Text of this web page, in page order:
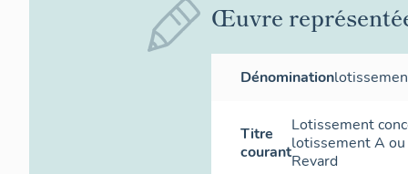
Œuvre
Dénomination
Titre
courant
Lotissement
lotissement A
Revard